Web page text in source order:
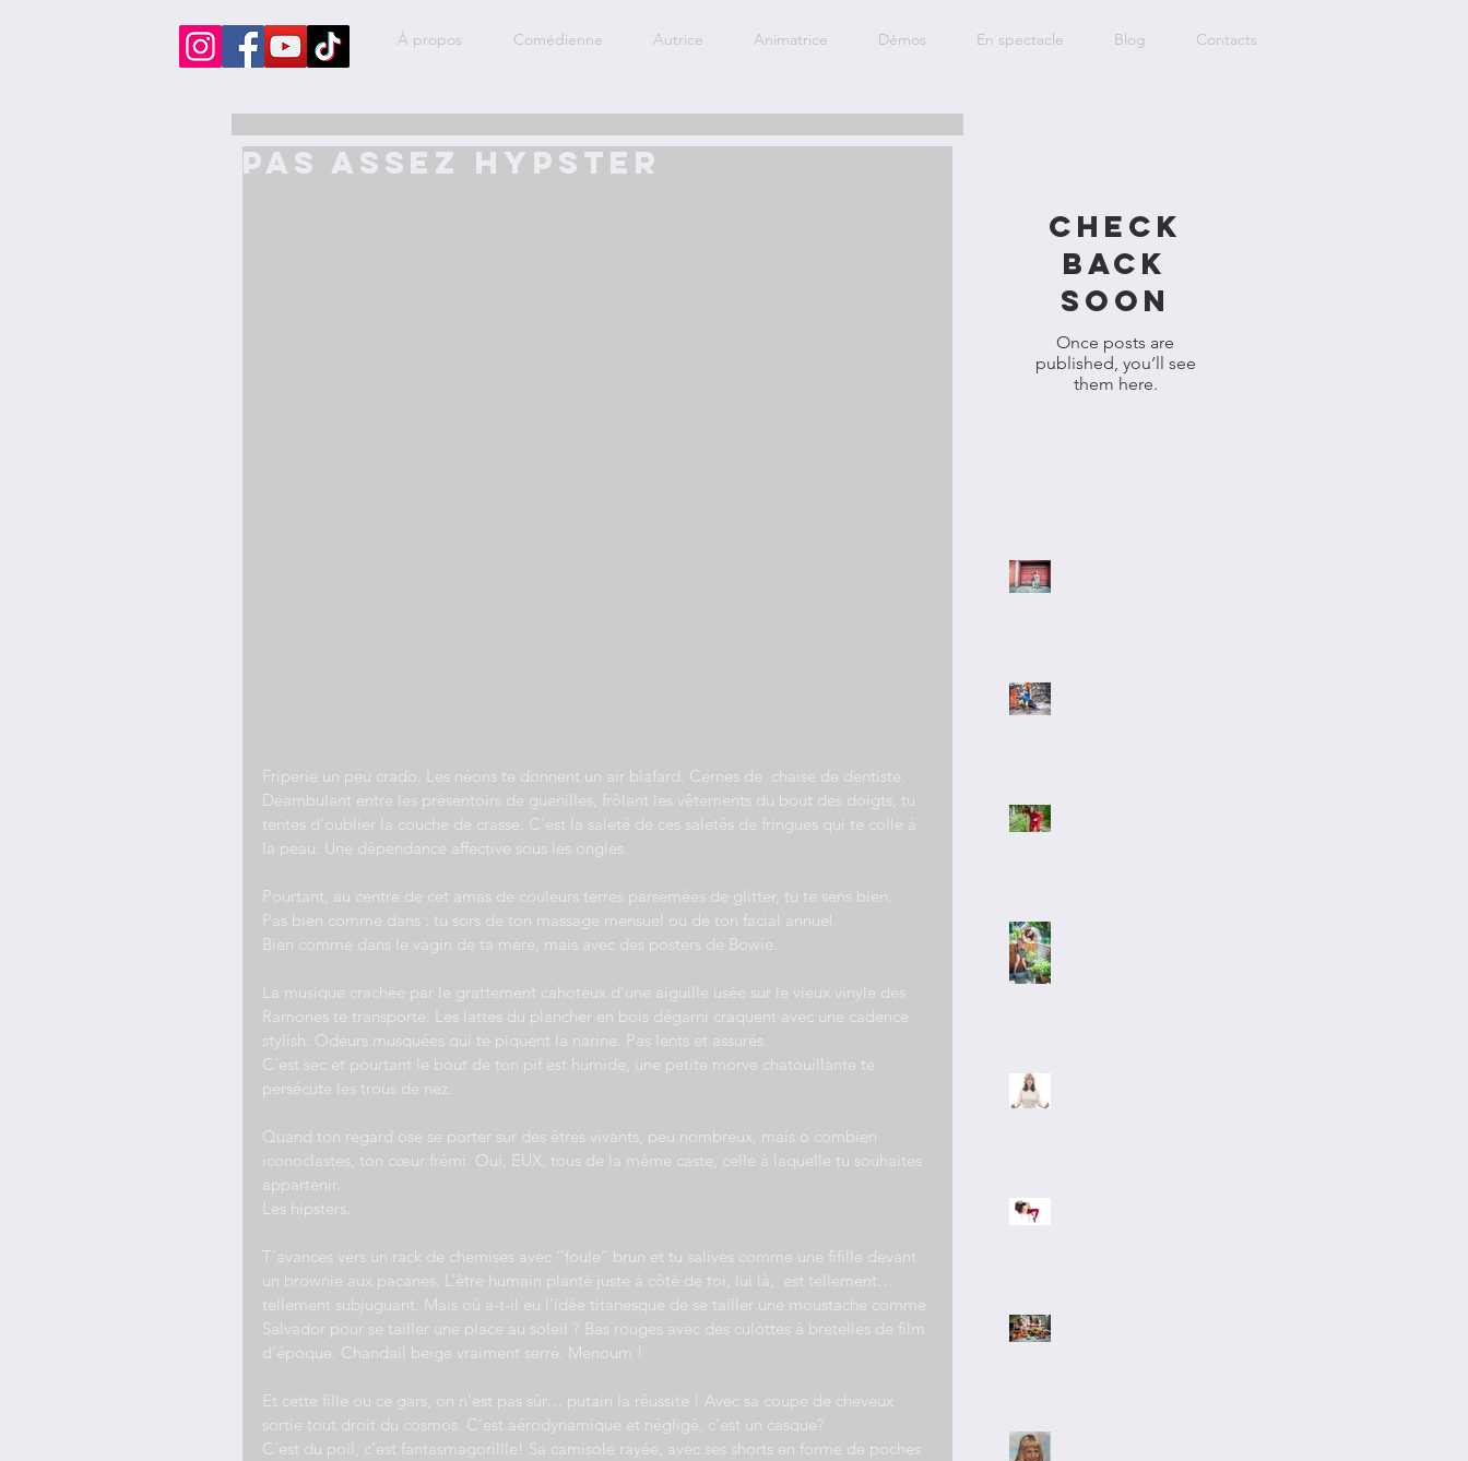
À propos Comédienne Autrice Animatrice Démos En spectacle Blog Contacts
Pas assez hypster
Friperie un peu crado. Les néons te donnent un air blafard. Cernes de  chaise de dentiste.
Déambulant entre les présentoirs de guenilles, frôlant les vêtements du bout des doigts, tu
tentes d’oublier la couche de crasse. C’est la saleté de ces saletés de fringues qui te colle à
la peau. Une dépendance affective sous les ongles.
Pourtant, au centre de cet amas de couleurs terres parsemées de glitter, tu te sens bien.
Pas bien comme dans : tu sors de ton massage mensuel ou de ton facial annuel.
Bien comme dans le vagin de ta mère, mais avec des posters de Bowie.
La musique crachée par le grattement cahoteux d’une aiguille usée sur le vieux vinyle des
Ramones te transporte. Les lattes du plancher en bois dégarni craquent avec une cadence
stylish. Odeurs musquées qui te piquent la narine. Pas lents et assurés.
C’est sec et pourtant le bout de ton pif est humide, une petite morve chatouillante te
persécute les trous de nez.
Quand ton regard ose se porter sur des êtres vivants, peu nombreux, mais o combien
iconoclastes, ton cœur frémi. Oui, EUX, tous de la même caste, celle à laquelle tu souhaites
appartenir.
Les hipsters.
T’avances vers un rack de chemises avec ‘’foule’’ brun et tu salives comme une fifille devant
un brownie aux pacanes. L’être humain planté juste à côté de toi, lui là,  est tellement…
tellement subjuguant. Mais où a-t-il eu l’idée titanesque de se tailler une moustache comme
Salvador pour se tailler une place au soleil ? Bas rouges avec des culottes à bretelles de film
d’époque. Chandail beige vraiment serré. Menoum !
Et cette fille ou ce gars, on n’est pas sûr… putain la réussite ! Avec sa coupe de cheveux
sortie tout droit du cosmos. C’est aérodynamique et négligé, c’est un casque?
C’est du poil, c’est fantasmagorillle! Sa camisole rayée, avec ses shorts en forme de poches
Check
back
soon
Once posts are
published, you’ll see
them here.